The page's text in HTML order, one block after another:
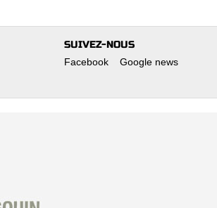
SUIVEZ-NOUS
Facebook Google news